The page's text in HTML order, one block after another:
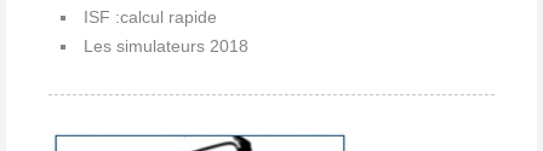
ISF :calcul rapide
Les simulateurs 2018